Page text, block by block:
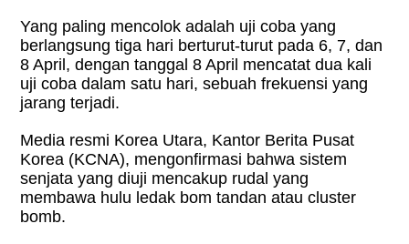
Yang paling mencolok adalah uji coba yang
berlangsung tiga hari berturut-turut pada 6, 7, dan
8 April, dengan tanggal 8 April mencatat dua kali
uji coba dalam satu hari, sebuah frekuensi yang
jarang terjadi.
Media resmi Korea Utara, Kantor Berita Pusat
Korea (KCNA), mengonfirmasi bahwa sistem
senjata yang diuji mencakup rudal yang
membawa hulu ledak bom tandan atau cluster
bomb.